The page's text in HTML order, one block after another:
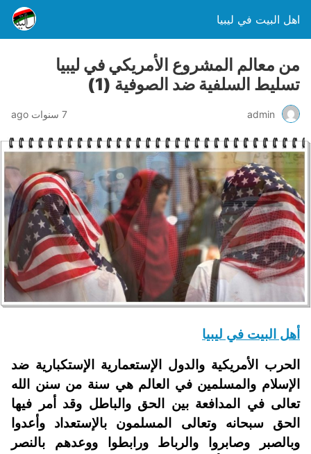
اهل البيت في ليبيا
من معالم المشروع الأمريكي في ليبيا
تسليط السلفية ضد الصوفية (1)
admin 7 سنوات ago
أهل البيت في ليبيا
الحرب الأمريكية والدول الإستعمارية الإستكبارية ضد
الإسلام والمسلمين في العالم هي سنة من سنن الله
تعالى في المدافعة بين الحق والباطل وقد أمر فيها
الحق سبحانه وتعالى المسلمون بالإستعداد وأعدوا
وبالصبر وصابروا والرباط ورابطوا ووعدهم بالنصر